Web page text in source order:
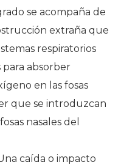
se acompaña de
extraña que
respiratorios
para absorber
en las fosas
que se introduzcan
nasales del
caída o impacto